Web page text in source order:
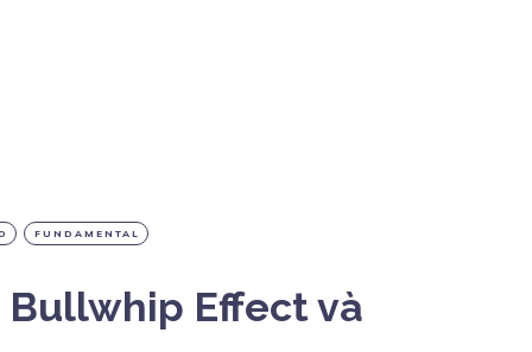
FUNDAMENTAL
Bullwhip Effect và